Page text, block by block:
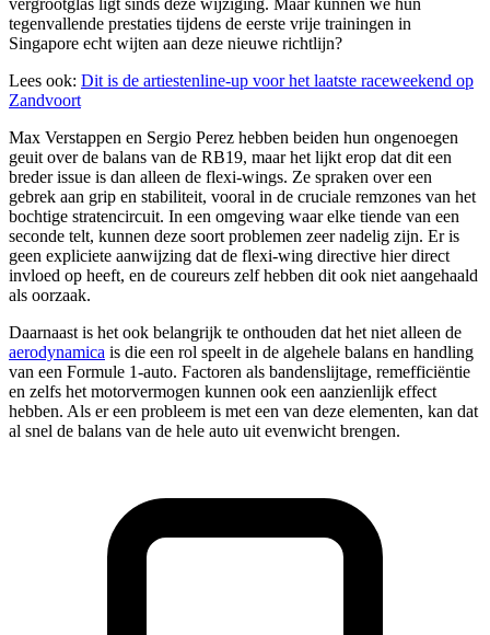
vergrootglas ligt sinds deze wijziging. Maar kunnen we hun
tegenvallende prestaties tijdens de eerste vrije trainingen in
Singapore echt wijten aan deze nieuwe richtlijn?
Lees ook: Dit is de artiestenline-up voor het laatste raceweekend op
Zandvoort
Max Verstappen en Sergio Perez hebben beiden hun ongenoegen
geuit over de balans van de RB19, maar het lijkt erop dat dit een
breder issue is dan alleen de flexi-wings. Ze spraken over een
gebrek aan grip en stabiliteit, vooral in de cruciale remzones van het
bochtige stratencircuit. In een omgeving waar elke tiende van een
seconde telt, kunnen deze soort problemen zeer nadelig zijn. Er is
geen expliciete aanwijzing dat de flexi-wing directive hier direct
invloed op heeft, en de coureurs zelf hebben dit ook niet aangehaald
als oorzaak.
Daarnaast is het ook belangrijk te onthouden dat het niet alleen de
aerodynamica is die een rol speelt in de algehele balans en handling
van een Formule 1-auto. Factoren als bandenslijtage, remefficiëntie
en zelfs het motorvermogen kunnen ook een aanzienlijk effect
hebben. Als er een probleem is met een van deze elementen, kan dat
al snel de balans van de hele auto uit evenwicht brengen.